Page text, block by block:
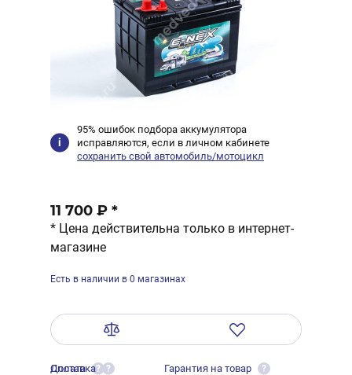
95% ошибок подбора аккумулятора
исправляются, если в личном кабинете
сохранить свой автомобиль/мотоцикл
11 700 ₽ *
* Цена действительна только в интернет-
магазине
Есть в наличии в 0 магазинах
Оплата ?
Доставка ? Гарантия на товар ?